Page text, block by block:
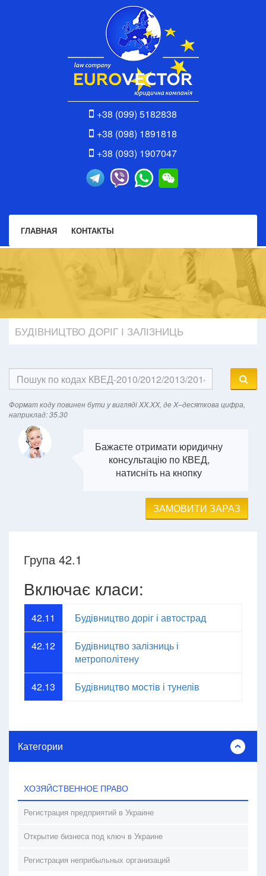
+38 (099) 5182838
+38 (098) 1891818
+38 (093) 1907047
ГЛАВНАЯ КОНТАКТЫ
БУДІВНИЦТВО ДОРІГ І ЗАЛІЗНИЦЬ
Формат кодy повинен бути у вигляді XX.XX, де X–десяткова цифра,
наприклад: 35.30
Бажаєте отримати юридичну
консультацію по КВЕД,
натисніть на кнопку
ЗАМОВИТИ ЗАРАЗ
Група 42.1
Включає класи:
42.11 Будівництво доріг і автострад
42.12
Будівництво залізниць і
метрополітену
42.13 Будівництво мостів і тунелів
Категории
ХОЗЯЙСТВЕННОЕ ПРАВО
Регистрация предприятий в Украине
Открытие бизнеса под ключ в Украине
Регистрация неприбыльных организаций